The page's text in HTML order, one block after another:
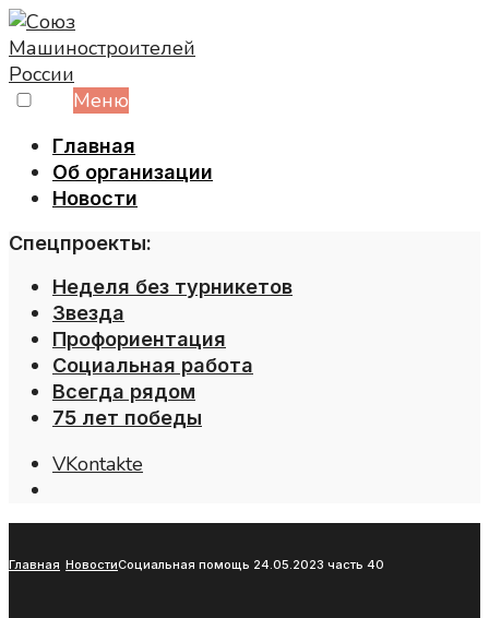
Skip
to
content
Меню
Главная
Об организации
Новости
Спецпроекты:
Неделя без турникетов
Звезда
Профориентация
Социальная работа
Всегда рядом
75 лет победы
VKontakte
Главная НовостиСоциальная помощь 24.05.2023 часть 40